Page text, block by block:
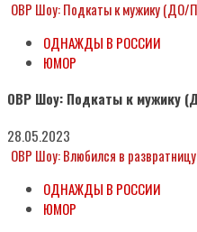
ОВР Шоу: Подкаты к мужику (ДО/
ОДНАЖДЫ В РОССИИ
ЮМОР
ОВР Шоу: Подкаты к мужику
28.05.2023
ОВР Шоу: Влюбился в
ОДНАЖДЫ В РОССИИ
ЮМОР